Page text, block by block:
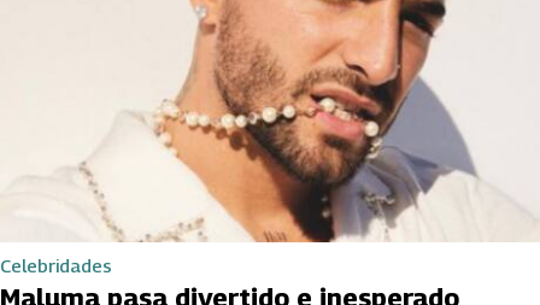
Celebridades
Maluma pasa divertido e inesperado